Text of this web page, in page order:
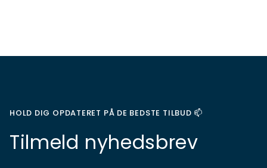
HOLD DIG OPDATERET PÅ DE BEDSTE TILBUD 📫
Tilmeld nyhedsbrev